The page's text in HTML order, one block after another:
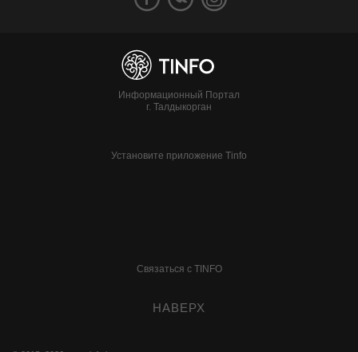
Информационный Портал
г. Талдыкорган
Установите приложение Tinfo
Связаться с TINFO
НАВЕРХ